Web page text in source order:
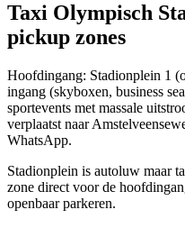
Taxi Olympisch
pickup zones
Hoofdingang: Stadionplein 1
ingang (skyboxen, business
sportevents met massale
verplaatst naar
WhatsApp.
Stadionplein is autoluw maar
zone direct voor de
openbaar parkeren.